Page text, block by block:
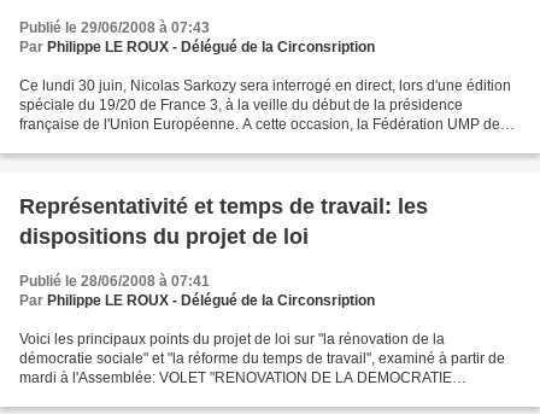
Publié le 29/06/2008 à 07:43
Par Philippe LE ROUX - Délégué de la Circonsription
Ce lundi 30 juin, Nicolas Sarkozy sera interrogé en direct, lors d'une édition
spéciale du 19/20 de France 3, à la veille du début de la présidence
française de l'Union Européenne. A cette occasion, la Fédération UMP des
Représentativité et temps de travail: les
dispositions du projet de loi
Publié le 28/06/2008 à 07:41
Par Philippe LE ROUX - Délégué de la Circonsription
Voici les principaux points du projet de loi sur "la rénovation de la
démocratie sociale" et "la réforme du temps de travail", examiné à partir de
mardi à l'Assemblée: VOLET "RENOVATION DE LA DEMOCRATIE